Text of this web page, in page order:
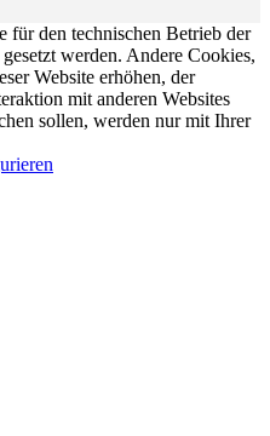
für den technischen Betrieb der
werden. Andere Cookies,
Website erhöhen, der
mit anderen Websites
sollen, werden nur mit Ihrer